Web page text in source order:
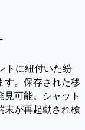
に紐付いた紛
す。保存された移
可能。シャット
末が再起動され検